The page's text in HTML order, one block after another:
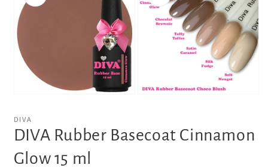
openen
in
modaal
modaal
DIVA
DIVA Rubber Basecoat Cinnamon
Glow 15 ml